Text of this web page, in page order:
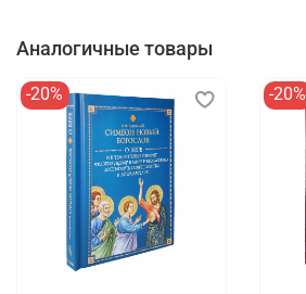
Аналогичные товары
-20% -20%